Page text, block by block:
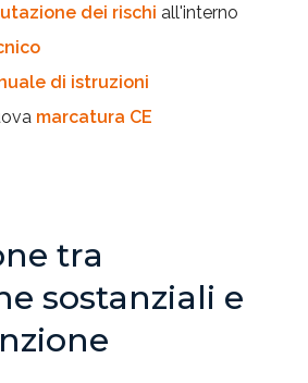
dei rischi all'interno
di istruzioni
marcatura CE
tra
sostanziali e